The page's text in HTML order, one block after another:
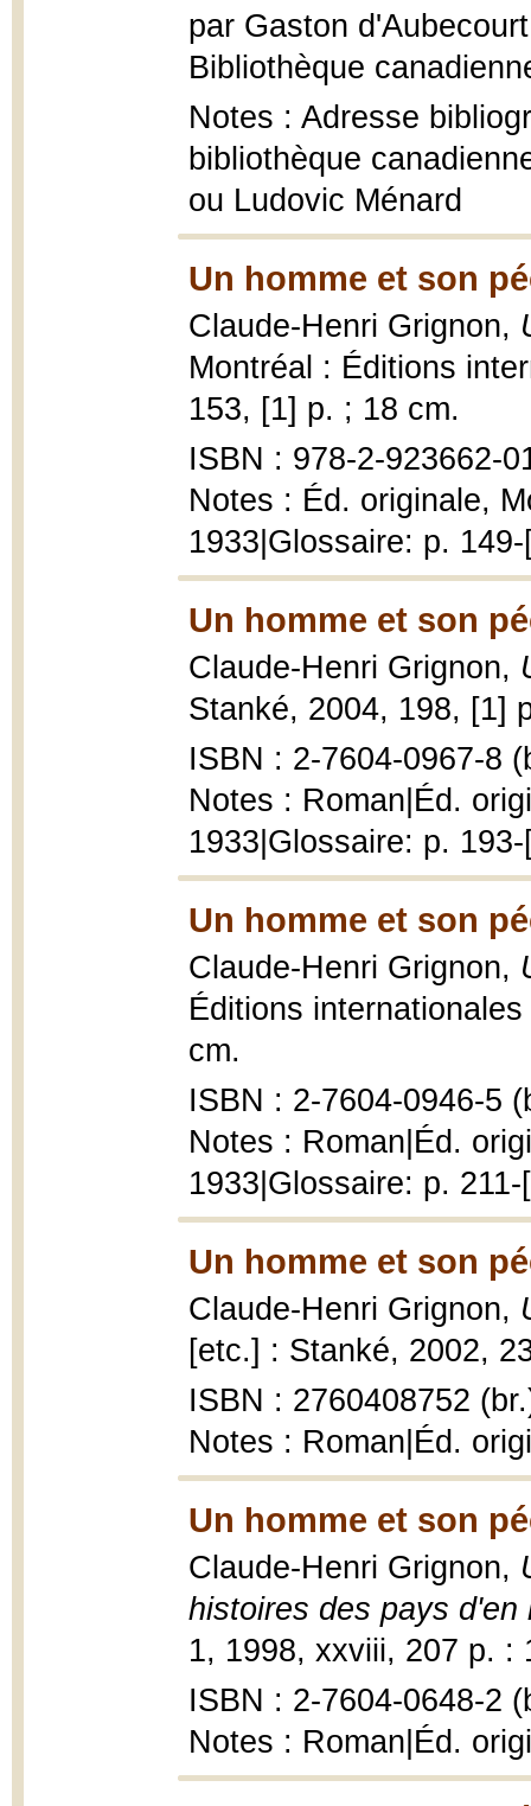
par Gaston
Bibliothèque
Notes : Adresse
bibliothèque
ou Ludovic Ménard
Un homme et son
Claude-Henri Grignon,
Montréal : Éditions
153, [1] p. ; 18 cm.
ISBN : 978-2-923662-
Notes : Éd. originale,
1933|Glossaire: p.
Un homme et son
Claude-Henri Grignon,
Stanké, 2004, 198, [1]
ISBN : 2-7604-0967-8
Notes : Roman|Éd.
1933|Glossaire: p.
Un homme et son
Claude-Henri Grignon,
Éditions
cm.
ISBN : 2-7604-0946-5
Notes : Roman|Éd.
1933|Glossaire: p. 211-
Un homme et son
Claude-Henri Grignon,
[etc.] : Stanké, 2002,
ISBN : 2760408752
Notes : Roman|Éd.
Un homme et son
Claude-Henri Grignon,
histoires des pays d'en
1, 1998, xxviii, 207 p. :
ISBN : 2-7604-0648-2
Notes : Roman|Éd.